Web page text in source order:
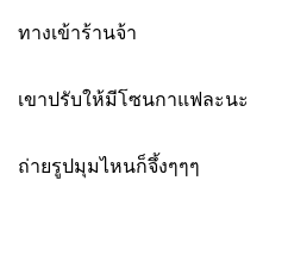
ทางเข้าร้านจ้า
เขาปรับให้มีโซนกาแฟละนะ
ถ่ายรูปมุมไหนก็จึ้งๆๆๆ